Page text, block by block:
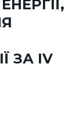
ЗА IV